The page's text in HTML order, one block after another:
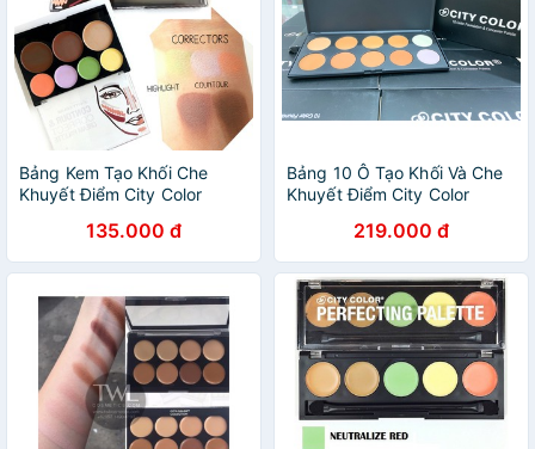
Bảng Kem Tạo Khối Che
Khuyết Điểm City Color
Palette 7 ô135.000 đ
Bảng 10 Ô Tạo Khối Và Che
Khuyết Điểm City Color
219.000 đ